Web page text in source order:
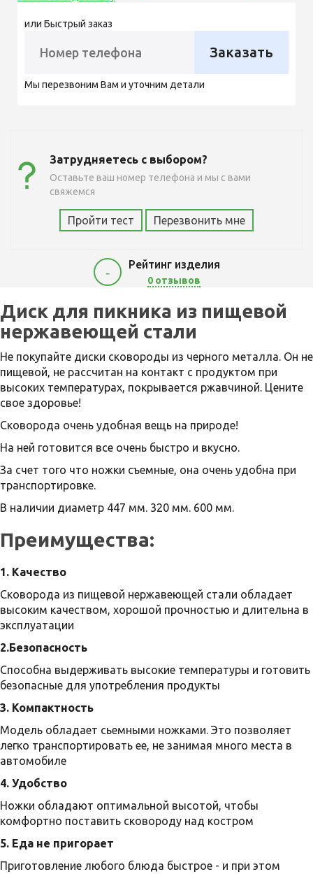
или Быстрый заказ
Заказать
Мы перезвоним Вам и уточним детали
Затрудняетесь с выбором?
Оставьте ваш номер телефона и мы с вами
свяжемся
Пройти тест Перезвонить мне
-
Рейтинг изделия
0 отзывов
5400
Диск для пикника из пищевой
нержавеющей стали
Не покупайте диски сковороды из черного металла. Он не
пищевой, не рассчитан на контакт с продуктом при
высоких температурах, покрывается ржавчиной. Цените
свое здоровье!
Сковорода очень удобная вещь на природе!
На ней готовится все очень быстро и вкусно.
За счет того что ножки съемные, она очень удобна при
транспортировке.
В наличии диаметр 447 мм. 320 мм. 600 мм.
Преимущества:
1. Качество
Сковорода из пищевой нержавеющей стали обладает
высоким качеством, хорошой прочностью и длительна в
эксплуатации
2.Безопасность
Способна выдерживать высокие температуры и готовить
безопасные для употребления продукты
3. Компактность
Модель обладает сьемными ножками. Это позволяет
легко транспортировать ее, не занимая много места в
автомобиле
4. Удобство
Ножки обладают оптимальной высотой, чтобы
комфортно поставить сковороду над костром
5. Еда не пригорает
Приготовление любого блюда быстрое - и при этом